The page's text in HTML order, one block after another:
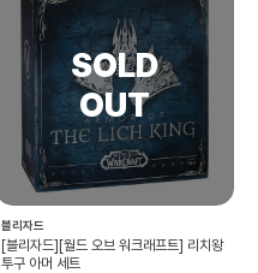
블리자드
[블리자드][월드 오브 워크래프트] 리치왕
투구 아머 세트